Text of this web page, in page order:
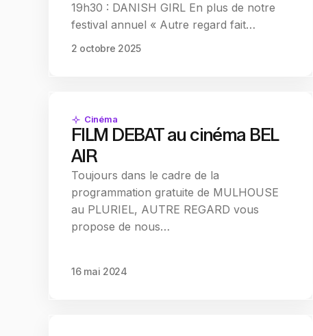
19h30 : DANISH GIRL En plus de notre
festival annuel « Autre regard fait…
2 octobre 2025
Cinéma
FILM DEBAT au cinéma BEL
AIR
Toujours dans le cadre de la
programmation gratuite de MULHOUSE
au PLURIEL, AUTRE REGARD vous
propose de nous…
16 mai 2024